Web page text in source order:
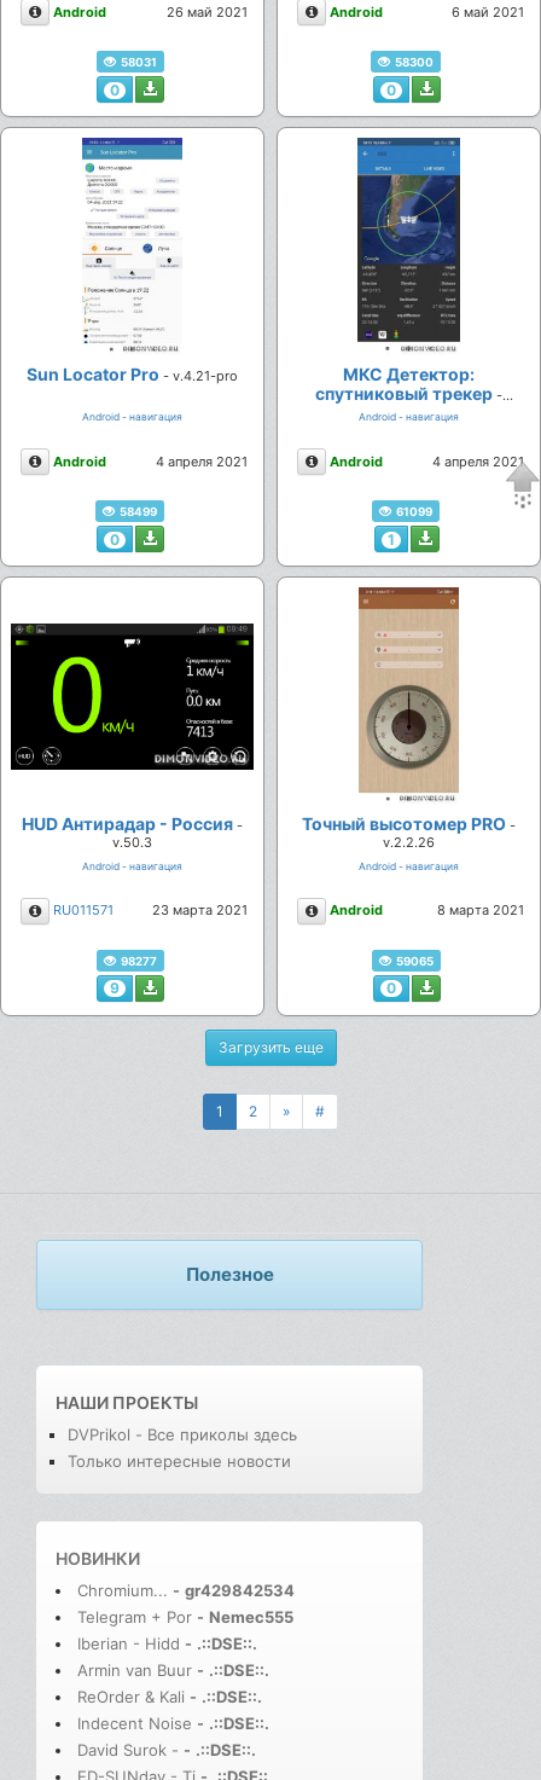
Описание
Android 26 май 2021
58031
0
Описание
Android 6 май 2021
58300
0
Sun Locator Pro - v.4.21-pro
Android - навигация
Описание
Android 4 апреля 2021
58499
0
МКС Детектор:
спутниковый трекер-
v.2.04.24
Android - навигация
Описание
Android 4 апреля 2021
61099
1
HUD Антирадар - Россия -
v.50.3
Android - навигация
Описание
RU011571 23 марта 2021
98277
9
Точный высотомер PRO-
v.2.2.26
Android - навигация
Описание
Android 8 марта 2021
59065
0
Загрузить еще
1 2 » #
Полезное
НАШИ ПРОЕКТЫ
DVPrikol - Все приколы здесь
Только интересные новости
НОВИНКИ
Chromium... - gr429842534
Telegram + Por - Nemec555
Iberian - Hidd - .::DSE::.
Armin van Buur - .::DSE::.
ReOrder & Kali - .::DSE::.
Indecent Noise - .::DSE::.
David Surok - - .::DSE::.